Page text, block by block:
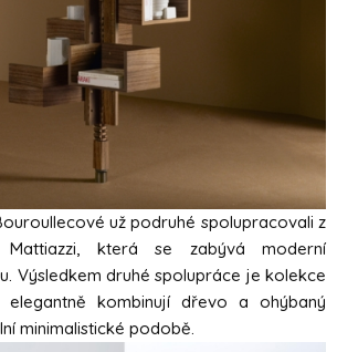
už podruhé spolupracovali z
Mattiazzi, která se zabývá moderní
Výsledkem druhé spolupráce je kolekce
elegantně kombinují dřevo a ohýbaný
minimalistické podobě.